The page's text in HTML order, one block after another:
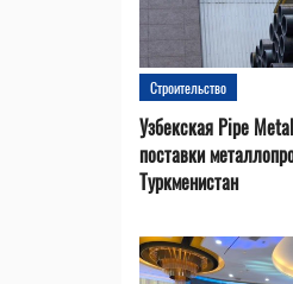
Строительство
Узбекская Pipe
поставки
Туркменистан